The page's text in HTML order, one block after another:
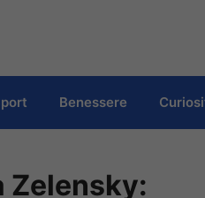
Benessere
Zelensky: